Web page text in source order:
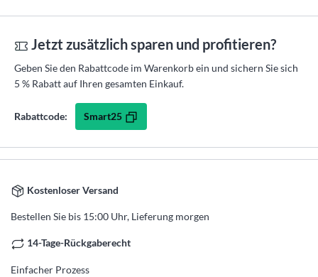
Jetzt zusätzlich sparen und profitieren?
Geben Sie den Rabattcode im Warenkorb ein und sichern Sie sich
5 % Rabatt auf Ihren gesamten Einkauf.
Rabattcode: Smart25
Kostenloser Versand
Bestellen Sie bis 15:00 Uhr, Lieferung morgen
14-Tage-Rückgaberecht
Einfacher Prozess